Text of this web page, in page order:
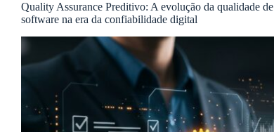
Quality Assurance Preditivo: A evolução da qualidade de
software na era da confiabilidade digital